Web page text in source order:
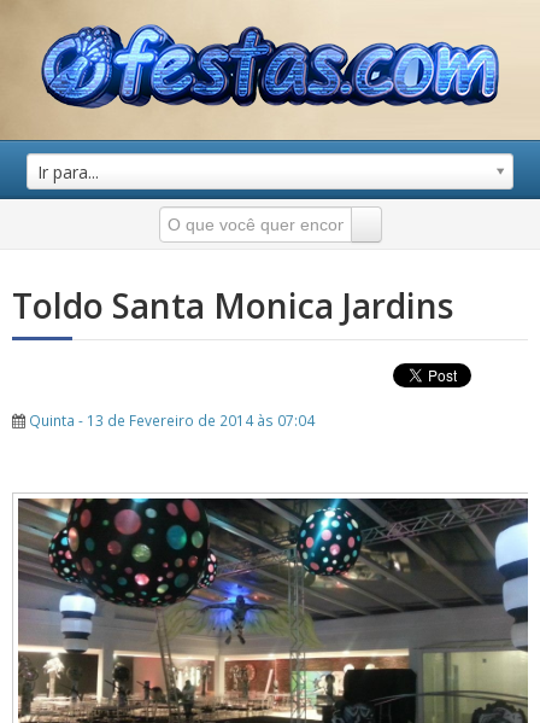
Ir para...
Toldo Santa Monica Jardins
Quinta - 13 de Fevereiro de 2014 às 07:04